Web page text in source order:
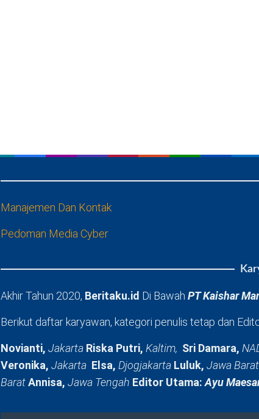
Manajemen Dan Kontak
Pedoman Media Cyber
Akhir Tahun 2020, Beritaku.id Di Bawah PT Kaishar
Berikut daftar karyawan, kategori penulis tetap dan
Novianti, Jakarta Riska Putri, Kaltim, Sri Damara,
Veronika, Jakarta Elsa, Djogjakarta Luluk, Jawa Barat
BaratAnnisa, Jawa Tengah Editor Utama:Ayu